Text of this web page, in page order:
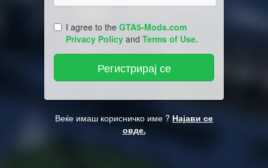
I agree to the GTA5-Mods.com
Privacy Policy and Terms of Use.
Веќе имаш корисничко име ? Најави се
овде.